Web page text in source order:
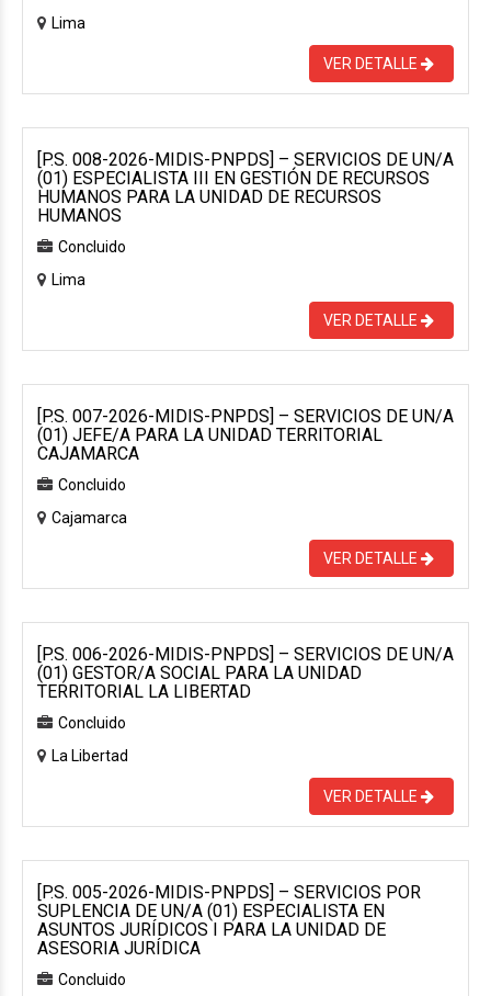
Lima
VER DETALLE
[P.S. 008-2026-MIDIS-PNPDS] – SERVICIOS DE UN/A
(01) ESPECIALISTA III EN GESTIÓN DE RECURSOS
HUMANOS PARA LA UNIDAD DE RECURSOS
HUMANOS
Concluido
Lima
VER DETALLE
[P.S. 007-2026-MIDIS-PNPDS] – SERVICIOS DE UN/A
(01) JEFE/A PARA LA UNIDAD TERRITORIAL
CAJAMARCA
Concluido
Cajamarca
VER DETALLE
[P.S. 006-2026-MIDIS-PNPDS] – SERVICIOS DE UN/A
(01) GESTOR/A SOCIAL PARA LA UNIDAD
TERRITORIAL LA LIBERTAD
Concluido
La Libertad
VER DETALLE
[P.S. 005-2026-MIDIS-PNPDS] – SERVICIOS POR
SUPLENCIA DE UN/A (01) ESPECIALISTA EN
ASUNTOS JURÍDICOS I PARA LA UNIDAD DE
ASESORIA JURÍDICA
Concluido